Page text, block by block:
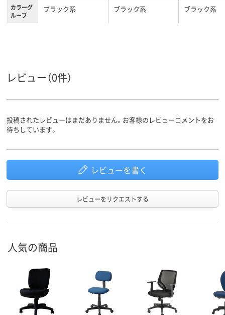
カラーグ
ループ
ブラック系 ブラック系 ブラック系
レビュー（0件）
投稿されたレビューはまだありません。お客様のレビューコメントをお
待ちしています。
レビューを書く
レビューをリクエストする
人気の商品